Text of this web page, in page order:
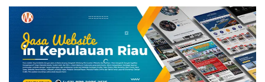
Dalam kunjungan kerja kali ini Dewi Ansar bersama Gusti
Kanjeng Bendara Raden Ayu Adipati Paku Alam membahas
kerja sama dalam bidang pariwisata.
Pariwisata di Kepri adalah salah satu pendapatan APBD